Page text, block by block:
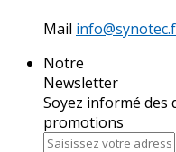
Mail
Notre
Newsletter
Soyez informé des
promotions